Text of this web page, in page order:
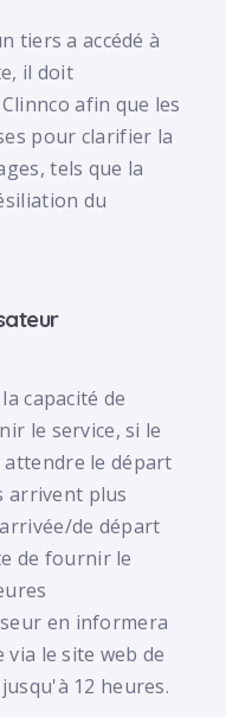
tiers a accédé à
il doit
afin que les
pour clarifier la
tels que la
du
capacité de
le service, si le
le départ
arrivent plus
de départ
de fournir le
en informera
le site web de
12 heures.